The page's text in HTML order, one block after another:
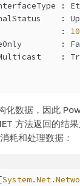
:
: Up
:
:
:
化数据，因此
方法返回的结
耗和处理数据：